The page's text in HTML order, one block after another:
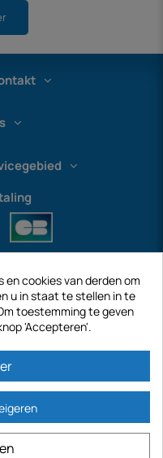
bedrijf GECODIS SA met een
- PARIJS 75010 (FRANKRIJK).
cookies van derden om
u in staat te stellen in te
toestemming te geven
'Accepteren'.